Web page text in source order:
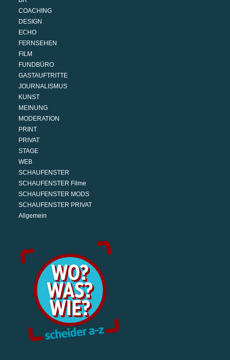
COACHING
DESIGN
ECHO
FERNSEHEN
FILM
FUNDBÜRO
GASTAUFTRITTE
JOURNALISMUS
KUNST
MEINUNG
MODERATION
PRINT
PRIVAT
STAGE
WEB
SCHAUFENSTER
SCHAUFENSTER Filme
SCHAUFENSTER MODS
SCHAUFENSTER PRIVAT
Allgemein